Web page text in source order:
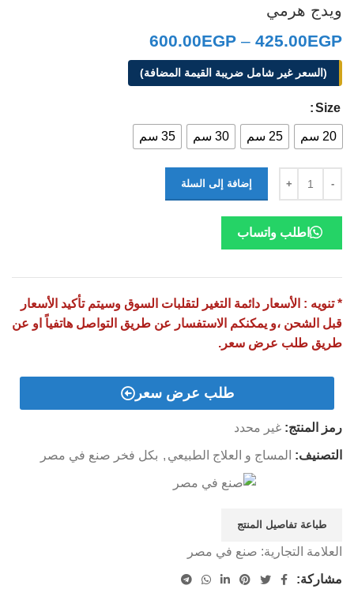
ويدج هرمي
425.00EGP
–
600.00EGP
(السعر غير شامل ضريبة القيمة المضافة)
Size
20 سم 25 سم 30 سم 35 سم
إضافة إلى السلة
اطلب واتساب
* تنويه : الأسعار دائمة التغير لتقلبات السوق وسيتم تأكيد الأسعار
قبل الشحن ،و يمكنكم الاستفسار عن طريق التواصل هاتفياً او عن
طريق طلب عرض سعر.
طلب عرض سعر
رمز المنتج: غير محدد
التصنيف: المساج و العلاج الطبيعي , بكل فخر صنع في مصر
طباعة تفاصيل المنتج
العلامة التجارية: صنع في مصر
مشاركة: